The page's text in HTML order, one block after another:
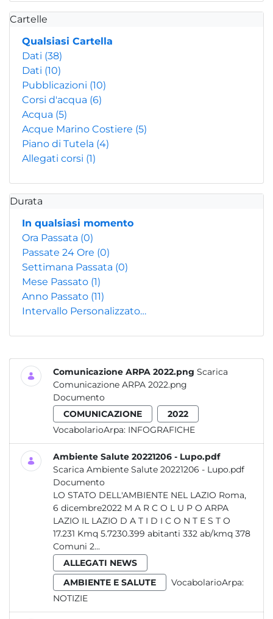
Cartelle
Qualsiasi Cartella
Dati (38)
Dati (10)
Pubblicazioni (10)
Corsi d'acqua (6)
Acqua (5)
Acque Marino Costiere (5)
Piano di Tutela (4)
Allegati corsi (1)
Durata
In qualsiasi momento
Ora Passata (0)
Passate 24 Ore (0)
Settimana Passata (0)
Mese Passato (1)
Anno Passato (11)
Intervallo Personalizzato…
Comunicazione ARPA 2022.png Scarica
Comunicazione ARPA 2022.png
Documento
COMUNICAZIONE
2022
VocabolarioArpa: INFOGRAFICHE
Ambiente Salute 20221206 - Lupo.pdf
Scarica Ambiente Salute 20221206 - Lupo.pdf
Documento
LO STATO DELL'AMBIENTE NEL LAZIO Roma,
6 dicembre2022 M A R C O L U P O ARPA
LAZIO IL LAZIO D A T I D I C O N T E S T O
17.231 Kmq 5.7230.399 abitanti 332 ab/kmq 378
Comuni 2...
ALLEGATI NEWS
AMBIENTE E SALUTE
VocabolarioArpa:
NOTIZIE